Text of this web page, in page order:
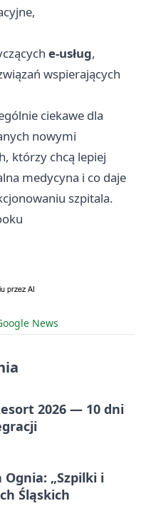
e-usług,
wspierających
ciekawe dla
nowymi
którzy chcą lepiej
medycyna i co daje
szpitala.
News
2026 — 10 dni
„Szpilki i
Śląskich